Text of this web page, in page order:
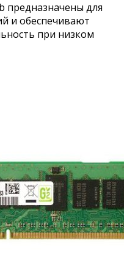
предназначены для
и обеспечивают
при низком